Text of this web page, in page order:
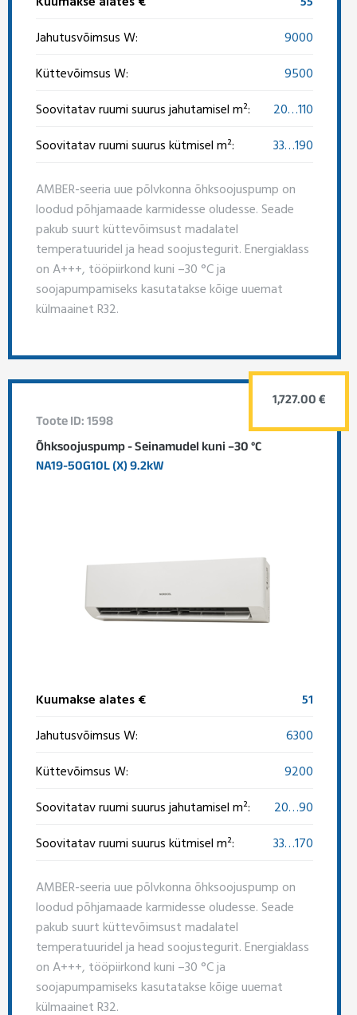
Jahutusvõimsus W:
9000
Küttevõimsus W:
9500
Soovitatav ruumi suurus jahutamisel m²:
20…110
Soovitatav ruumi suurus kütmisel m²:
33…190
AMBER-seeria uue põlvkonna õhksoojuspump on
loodud põhjamaade karmidesse oludesse. Seade
pakub suurt küttevõimsust madalatel
temperatuuridel ja head soojustegurit. Energiaklass
on A+++, tööpiirkond kuni –30 °C ja
soojapumpamiseks kasutatakse kõige uuemat
külmaainet R32.
Toote ID: 1598
Õhksoojuspump - Seinamudel kuni –30 °C
NA19-50G10L (X) 9.2kW
Kuumakse alates €
51
Jahutusvõimsus W:
6300
Küttevõimsus W:
9200
Soovitatav ruumi suurus jahutamisel m²:
20…90
Soovitatav ruumi suurus kütmisel m²:
33…170
AMBER-seeria uue põlvkonna õhksoojuspump on
loodud põhjamaade karmidesse oludesse. Seade
pakub suurt küttevõimsust madalatel
temperatuuridel ja head soojustegurit. Energiaklass
on A+++, tööpiirkond kuni –30 °C ja
soojapumpamiseks kasutatakse kõige uuemat
külmaainet R32.
1,727.00 €